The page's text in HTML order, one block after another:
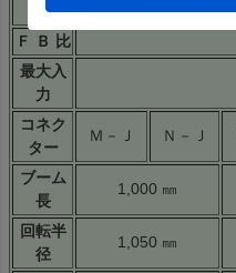
得
Ｆ Ｂ 比
最大入
力
コネク
ター
Ｍ－Ｊ Ｎ－Ｊ
ブーム
長
1,000 ㎜
回転半
径
1,050 ㎜